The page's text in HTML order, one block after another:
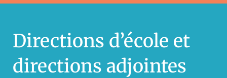
Directions d’école et
directions adjointes